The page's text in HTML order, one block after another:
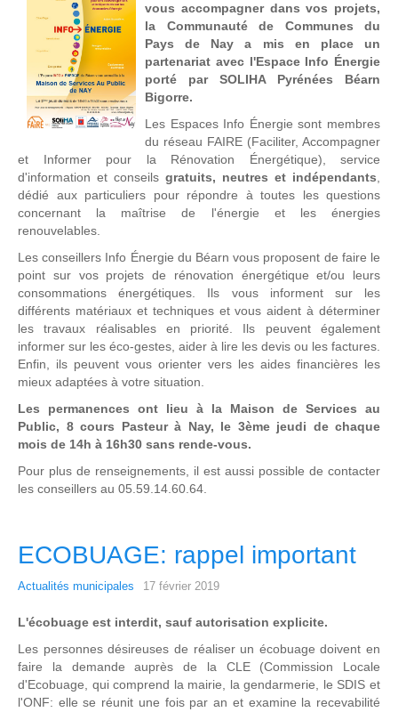
vous accompagner dans vos projets,
la Communauté de Communes du
Pays de Nay a mis en place un
partenariat avec l'Espace Info Énergie
porté par SOLIHA Pyrénées Béarn
Bigorre.
Les Espaces Info Énergie sont membres
du réseau FAIRE (Faciliter, Accompagner
et Informer pour la Rénovation Énergétique), service
d'information et conseils gratuits, neutres et indépendants
dédié aux particuliers pour répondre à toutes les questions
concernant la maîtrise de l'énergie et les énergies
renouvelables.
Les conseillers Info Énergie du Béarn vous proposent de faire le
point sur vos projets de rénovation énergétique et/ou leurs
consommations énergétiques. Ils vous informent sur les
différents matériaux et techniques et vous aident à déterminer
les travaux réalisables en priorité. Ils peuvent également
informer sur les éco-gestes, aider à lire les devis ou les factures.
Enfin, ils peuvent vous orienter vers les aides financières les
mieux adaptées à votre situation.
Les permanences ont lieu à la Maison de Services au
Public, 8 cours Pasteur à Nay, le 3ème jeudi de chaque
mois de 14h à 16h30 sans rende-vous.
Pour plus de renseignements, il est aussi possible de contacter
les conseillers au 05.59.14.60.64.
ECOBUAGE: rappel important
Actualités municipales 17 février 2019
L'écobuage est interdit, sauf autorisation explicite.
Les personnes désireuses de réaliser un écobuage doivent en
faire la demande auprès de la CLE (Commission Locale
d'Ecobuage, qui comprend la mairie, la gendarmerie, le SDIS et
l'ONF: elle se réunit une fois par an et examine la recevabilité